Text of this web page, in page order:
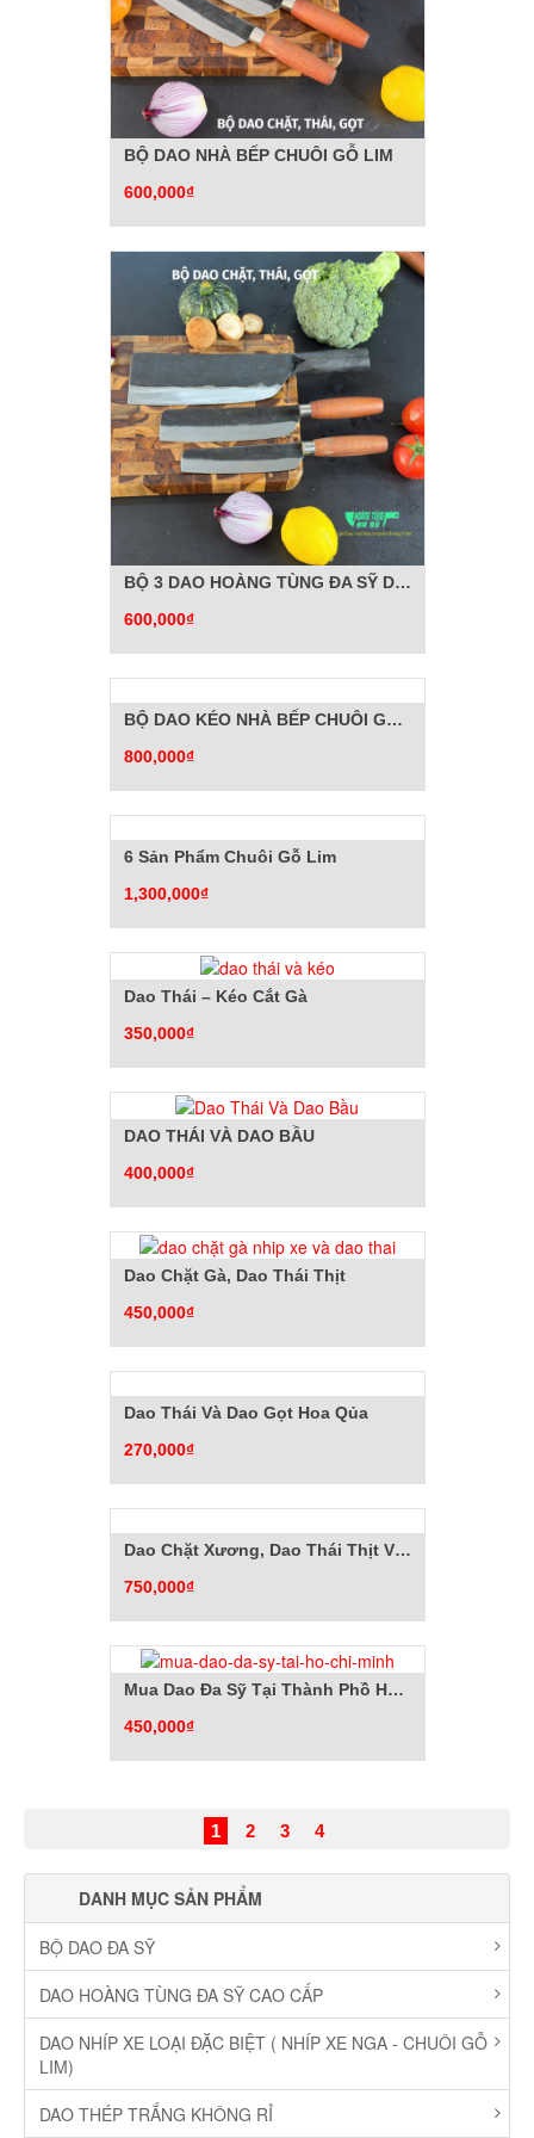
BỘ DAO NHÀ BẾP CHUÔI GỖ LIM
600,000₫
BỘ 3 DAO HOÀNG TÙNG ĐA SỸ DÙNG TRONG NHÀ BẾP
600,000₫
BỘ DAO KÉO NHÀ BẾP CHUÔI GỖ LIM HOÀNG TÙNG ĐA SỸ
800,000₫
6 Sản Phẩm Chuôi Gỗ Lim
1,300,000₫
Dao Thái – Kéo Cắt Gà
350,000₫
DAO THÁI VÀ DAO BẦU
400,000₫
Dao Chặt Gà, Dao Thái Thịt
450,000₫
Dao Thái Và Dao Gọt Hoa Qủa
270,000₫
Dao Chặt Xương, Dao Thái Thịt Và Kéo Cắt Gà
750,000₫
Mua Dao Đa Sỹ Tại Thành Phồ Hồ Chí Minh
450,000₫
1 2 3 4
DANH MỤC SẢN PHẨM
BỘ DAO ĐA SỸ
DAO HOÀNG TÙNG ĐA SỸ CAO CẤP
DAO NHÍP XE LOẠI ĐẶC BIỆT ( NHÍP XE NGA - CHUÔI GỖ
LIM)
DAO THÉP TRẮNG KHÔNG RỈ